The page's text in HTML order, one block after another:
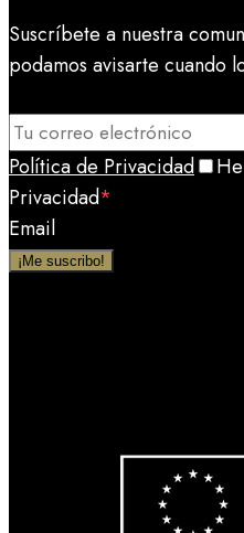
Suscríbete a nuestra
podamos avisarte cuando
Política de Privacidad
Privacidad*
Email
¡Me suscribo!